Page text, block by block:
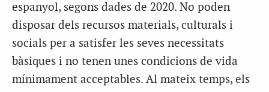
espanyol, segons dades de 2020. No poden
disposar dels recursos materials, culturals i
socials per a satisfer les seves necessitats
bàsiques i no tenen unes condicions de vida
mínimament acceptables. Al mateix temps, els